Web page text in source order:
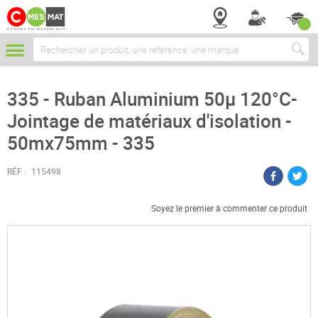
Chercher
335 - Ruban Aluminium 50µ 120°C-
Jointage de matériaux d'isolation -
50mx75mm - 335
RÉF : 115498
Soyez le premier à commenter ce produit
Passer